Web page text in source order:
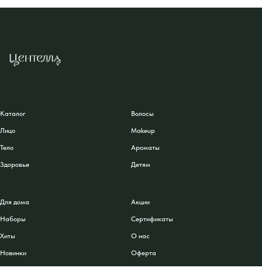
Каталог
Лицо
Тело
Здоровье
Волосы
Makeup
Ароматы
Детям
Для дома
Наборы
Хиты
Новинки
Акции
Сертификаты
О нас
Оферта